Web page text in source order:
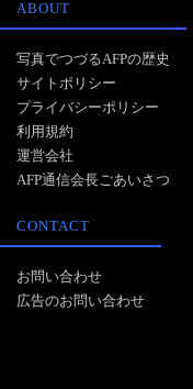
ABOUT
写真でつづるAFPの歴史
サイトポリシー
プライバシーポリシー
利用規約
運営会社
AFP通信会長ごあいさつ
CONTACT
お問い合わせ
広告のお問い合わせ